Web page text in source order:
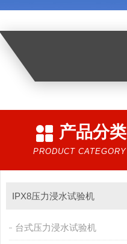
产品分类
PRODUCT CATEGORY
IPX8压力浸水试验机
台式压力浸水试验机